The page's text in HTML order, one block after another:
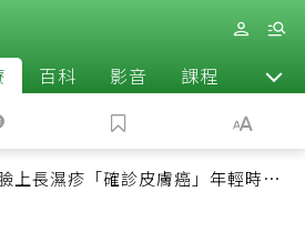
百科 影音 課程 退休
上長濕疹「確診皮膚癌」年輕時一